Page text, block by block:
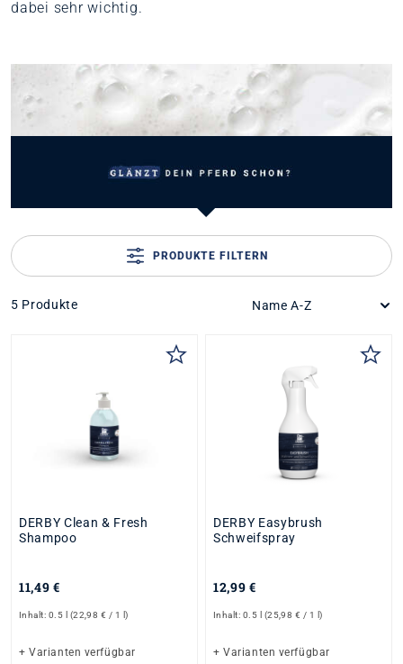
dabei sehr wichtig.
PRODUKTE FILTERN
5 Produkte
DERBY Clean & Fresh
Shampoo
11,49 €
Inhalt: 0.5 l (22,98 € / 1 l)
+ Varianten verfügbar
DERBY Easybrush
Schweifspray
12,99 €
Inhalt: 0.5 l (25,98 € / 1 l)
+ Varianten verfügbar